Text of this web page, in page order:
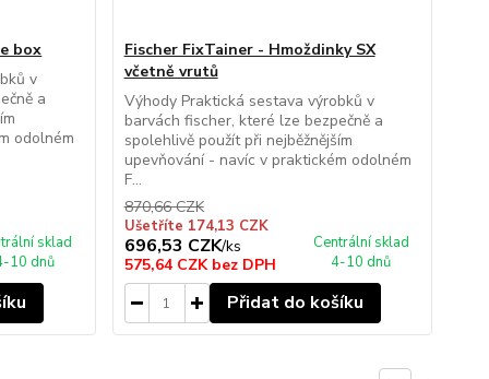
box
v
a
odolném
sklad
10 dnů
Fischer FixTainer - Hmoždinky SX
včetně vrutů
Výhody Praktická sestava výrobků v
barvách fischer, které lze bezpečně a
spolehlivě použít při nejběžnějším
upevňování - navíc v praktickém odolném
F...
870,66 CZK
Ušetříte 174,13 CZK
696,53 CZK/ks
575,64 CZK bez DPH
Centrální sklad
4-10 dnů
Přidat do košíku